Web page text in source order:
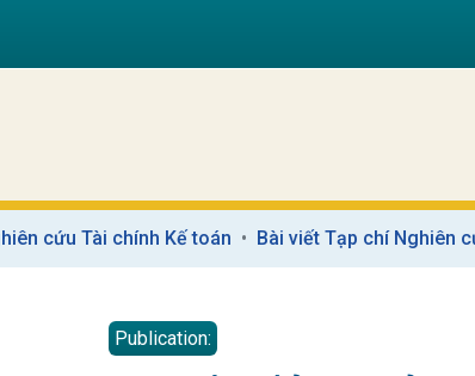
cứu Tài chính Kế toán
Publication: